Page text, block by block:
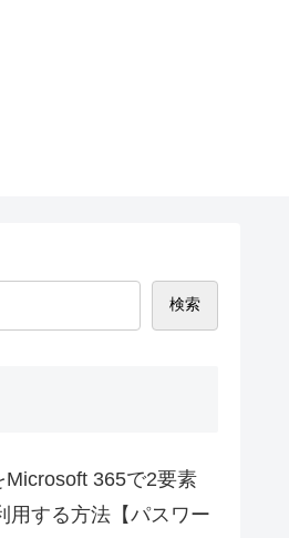
検索
Microsoft 365で2要素
用する方法【パスワー